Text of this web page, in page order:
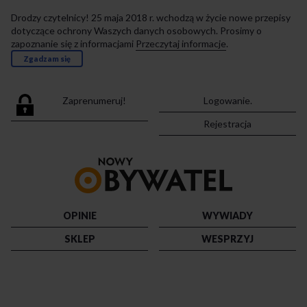
Drodzy czytelnicy! 25 maja 2018 r. wchodzą w życie nowe przepisy
dotyczące ochrony Waszych danych osobowych. Prosimy o
zapoznanie się z informacjami Przeczytaj informacje.
Zgadzam się
Zaprenumeruj!
Logowanie.
Rejestracja
strony
OPINIE
WYWIADY
SKLEP
WESPRZYJ